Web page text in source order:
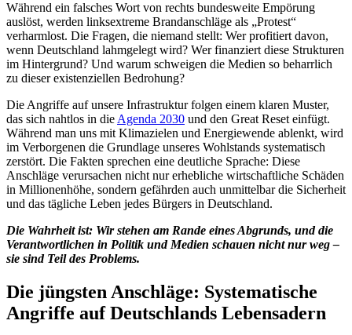
Während ein falsches Wort von rechts bundesweite Empörung
auslöst, werden linksextreme Brandanschläge als „Protest“
verharmlost. Die Fragen, die niemand stellt: Wer profitiert davon,
wenn Deutschland lahmgelegt wird? Wer finanziert diese Strukturen
im Hintergrund? Und warum schweigen die Medien so beharrlich
zu dieser existenziellen Bedrohung?
Die Angriffe auf unsere Infrastruktur folgen einem klaren Muster,
das sich nahtlos in die Agenda 2030 und den Great Reset einfügt.
Während man uns mit Klimazielen und Energiewende ablenkt, wird
im Verborgenen die Grundlage unseres Wohlstands systematisch
zerstört. Die Fakten sprechen eine deutliche Sprache: Diese
Anschläge verursachen nicht nur erhebliche wirtschaftliche Schäden
in Millionenhöhe, sondern gefährden auch unmittelbar die Sicherheit
und das tägliche Leben jedes Bürgers in Deutschland.
Die Wahrheit ist: Wir stehen am Rande eines Abgrunds, und die
Verantwortlichen in Politik und Medien schauen nicht nur weg –
sie sind Teil des Problems.
Die jüngsten Anschläge: Systematische
Angriffe auf Deutschlands Lebensadern